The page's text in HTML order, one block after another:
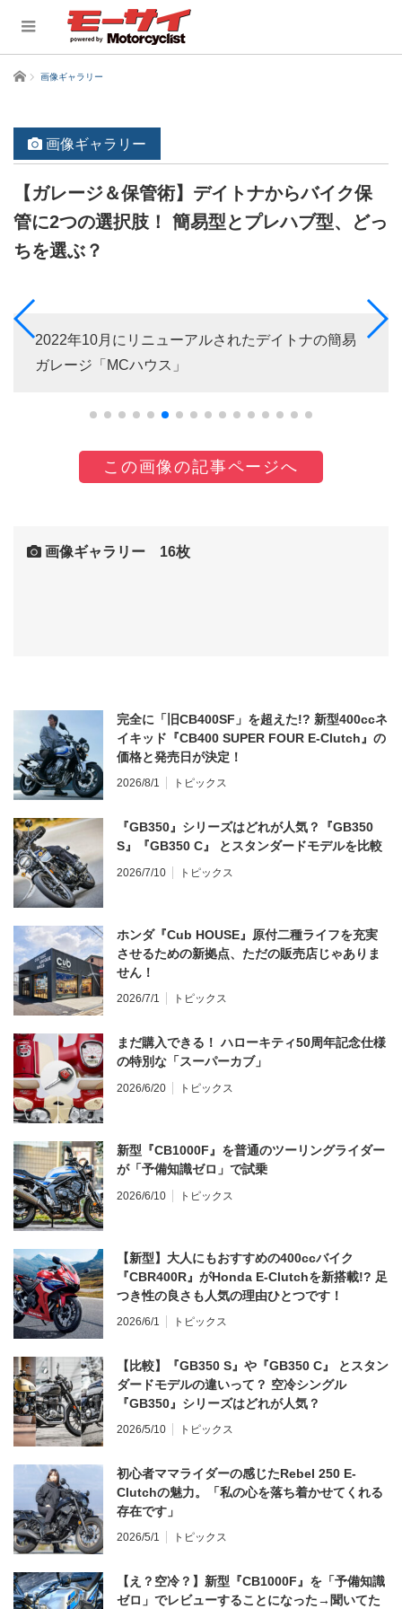
ホーム 画像ギャラリー
画像ギャラリー
【ガレージ＆保管術】デイトナからバイク保
管に2つの選択肢！ 簡易型とプレハブ型、どっ
ちを選ぶ？
2022年10月にリニューアルされたデイトナの簡易
ガレージ「MCハウス」
この画像の記事ページへ
画像ギャラリー 16枚
完全に「旧CB400SF」を超えた!? 新型400ccネ
イキッド『CB400 SUPER FOUR E-Clutch』の
価格と発売日が決定！
2026/8/1 トピックス
『GB350』シリーズはどれが人気？『GB350
S』『GB350 C』 とスタンダードモデルを比較
2026/7/10 トピックス
ホンダ『Cub HOUSE』原付二種ライフを充実
させるための新拠点、ただの販売店じゃありま
せん！
2026/7/1 トピックス
まだ購入できる！ ハローキティ50周年記念仕様
の特別な「スーパーカブ」
2026/6/20 トピックス
新型『CB1000F』を普通のツーリングライダー
が「予備知識ゼロ」で試乗
2026/6/10 トピックス
【新型】大人にもおすすめの400ccバイク
『CBR400R』がHonda E-Clutchを新搭載!? 足
つき性の良さも人気の理由ひとつです！
2026/6/1 トピックス
【比較】『GB350 S』や『GB350 C』 とスタン
ダードモデルの違いって？ 空冷シングル
『GB350』シリーズはどれが人気？
2026/5/10 トピックス
初心者ママライダーの感じたRebel 250 E-
Clutchの魅力。「私の心を落ち着かせてくれる
存在です」
2026/5/1 トピックス
【え？空冷？】新型『CB1000F』を「予備知識
ゼロ」でレビューすることになった→聞いてた